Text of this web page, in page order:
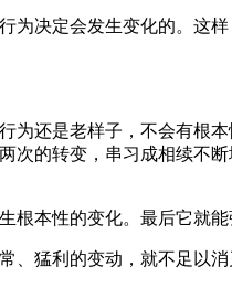
决定会发生变化的。这
还是老样子，不会有根
的转变，串习成相续不
本性的变化。最后它就能
猛利的变动，就不足以消